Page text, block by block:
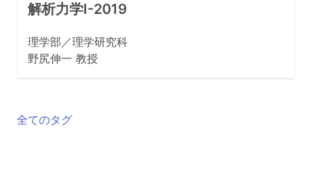
解析力学Ⅰ-2019
理学部／理学研究科
野尻伸一 教授
全てのタグ